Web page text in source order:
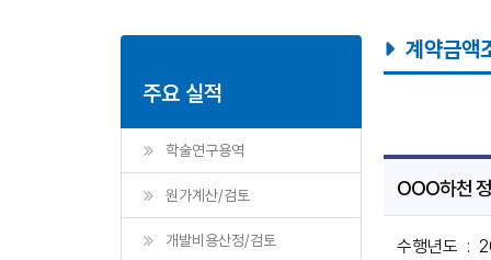
주요 실적
학술연구용역
원가계산/검토
개발비용산정/검토
계약금액
OOO하천
수행년도 :